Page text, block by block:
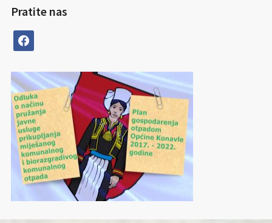
Pratite nas
facebook